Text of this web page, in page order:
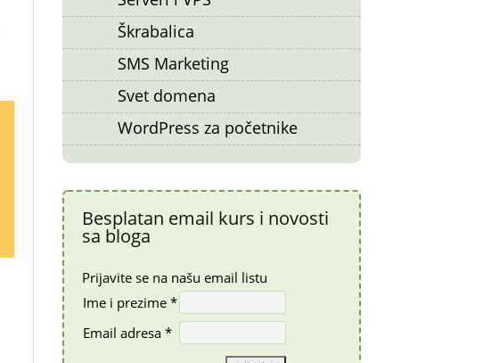
Škrabalica
SMS Marketing
Svet domena
WordPress za početnike
Besplatan email kurs i novosti
sa bloga
Prijavite se na našu email listu
Ime i prezime *
Email adresa *